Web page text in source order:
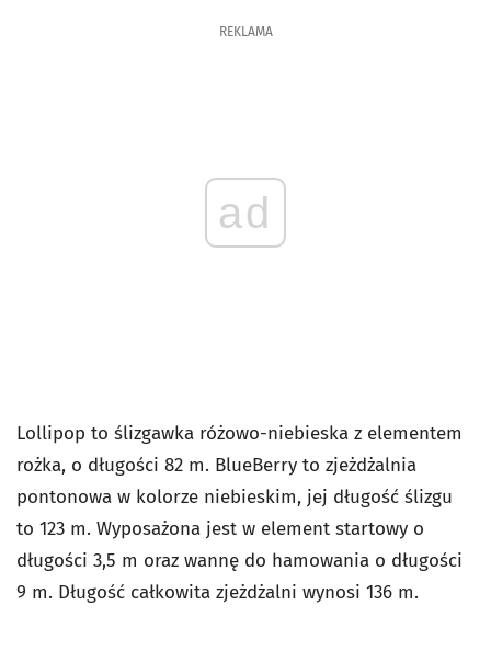
REKLAMA
ad
Lollipop to ślizgawka różowo-niebieska z elementem
rożka, o długości 82 m. BlueBerry to zjeżdżalnia
pontonowa w kolorze niebieskim, jej długość ślizgu
to 123 m. Wyposażona jest w element startowy o
długości 3,5 m oraz wannę do hamowania o długości
9 m. Długość całkowita zjeżdżalni wynosi 136 m.